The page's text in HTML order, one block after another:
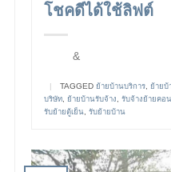
โชคดีได้ใช้ลิฟต์
&
| TAGGED ย้ายบ้านบริการ
ย้ายบ้
บริษัท
ย้ายบ้านรับจ้าง ,รับจ้างย้ายคอ
รับย้ายตู้เย็น ,รับย้ายบ้าน